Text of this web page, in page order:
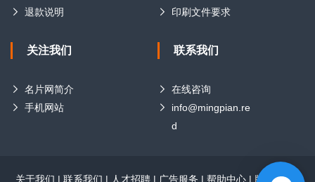
退款说明
印刷文件要求
关注我们
名片网简介
手机网站
联系我们
在线咨询
info@mingpian.re
d
关于我们 | 联系我们 | 人才招聘 | 广告服务 | 帮助中心 | 版权声明